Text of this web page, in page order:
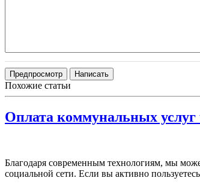
Похожие статьи
Оплата коммунальных услуг
Благодаря современным технологиям, мы
социальной сети. Если вы активно